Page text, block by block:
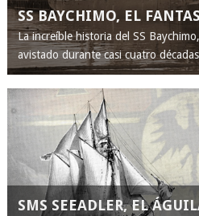
SS BAYCHIMO, EL
La increíble historia del SS
avistado durante casi cuatro décadas
SMS SEEADLER, EL